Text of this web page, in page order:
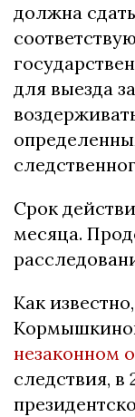
должна
для выезда
Срок
месяца.
Как
незаконном
следствия, в